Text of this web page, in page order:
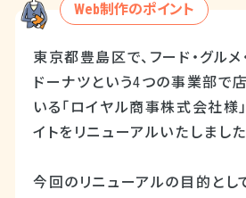
Web制作のポイント
東京都豊島区で、フード・グルメ
ドーナツという4つの事業部で
いる「ロイヤル商事株式会社様
イトをリニューアルいたしました
今回のリニューアルの目的とし